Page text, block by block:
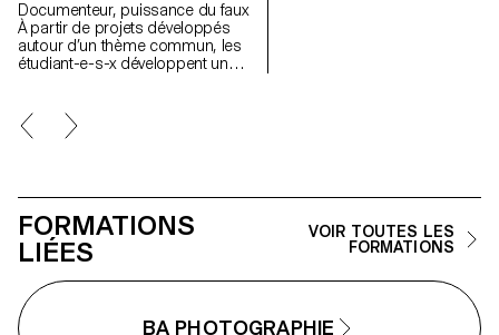
Documenteur, puissance du faux
À partir de projets développés
autour d’un thème commun, les
étudiant-e-s-x développent un
semblant. Iels construisent un
projet qui joue avec les limites de
FORMATIONS
LIÉES
VOIR TOUTES LES
FORMATIONS
BA PHOTOGRAPHIE